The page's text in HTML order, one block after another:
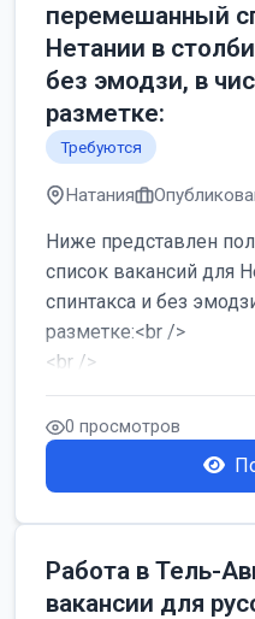
перемешанный
Нетании в
без эмодзи, в
разметке:
Требуются
Натания
Ниже представлен
список вакансий для
спинтакса и без
разметке:<br />
<br />
Работа в Нетании на
требу...
0 просмотров
Работа в Тель-
вакансии для